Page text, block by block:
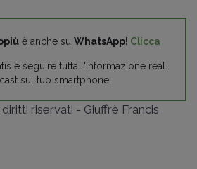
è anche su WhatsApp! Clicca
e seguire tutta l'informazione real
sul tuo smartphone.
riservati - Giuffrè Francis